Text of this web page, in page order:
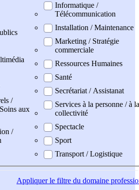
/
aux
/
Informatique /
Télécommunication
Installation / Maintenance
Marketing / Stratégie
commerciale
Ressources Humaines
Santé
Secrétariat / Assistanat
Services à la personne / à la
collectivité
Spectacle
Sport
Transport / Logistique
Appliquerle filtre du domaine